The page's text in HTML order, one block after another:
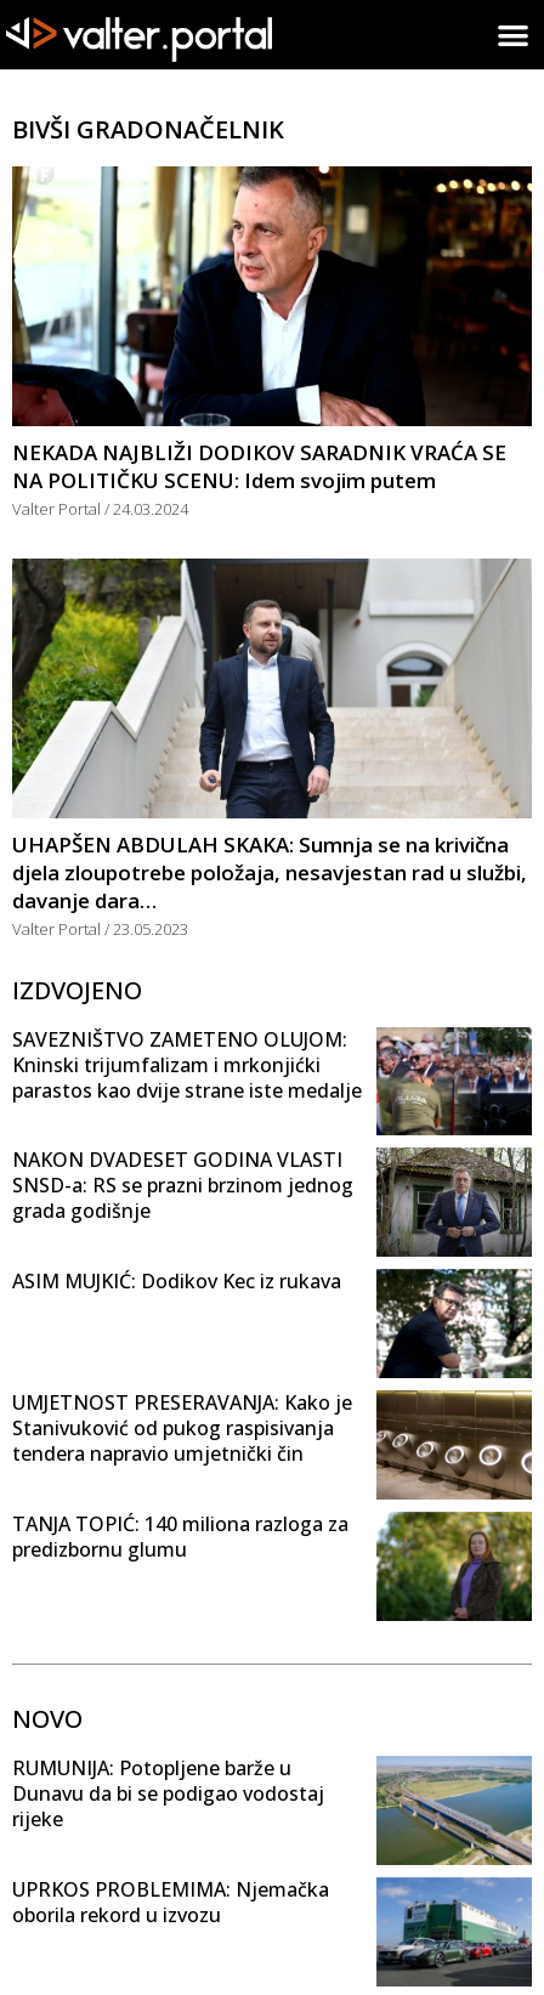
BIVŠI GRADONAČELNIK
NEKADA NAJBLIŽI DODIKOV SARADNIK VRAĆA SE
NA POLITIČKU SCENU: Idem svojim putem
Valter Portal 24.03.2024
UHAPŠEN ABDULAH SKAKA: Sumnja se na krivična
djela zloupotrebe položaja, nesavjestan rad u službi,
davanje dara…
Valter Portal 23.05.2023
IZDVOJENO
SAVEZNIŠTVO ZAMETENO OLUJOM:
Kninski trijumfalizam i mrkonjićki
parastos kao dvije strane iste medalje
NAKON DVADESET GODINA VLASTI
SNSD-a: RS se prazni brzinom jednog
grada godišnje
ASIM MUJKIĆ: Dodikov Kec iz rukava
UMJETNOST PRESERAVANJA: Kako je
Stanivuković od pukog raspisivanja
tendera napravio umjetnički čin
TANJA TOPIĆ: 140 miliona razloga za
predizbornu glumu
NOVO
RUMUNIJA: Potopljene barže u
Dunavu da bi se podigao vodostaj
rijeke
UPRKOS PROBLEMIMA: Njemačka
oborila rekord u izvozu